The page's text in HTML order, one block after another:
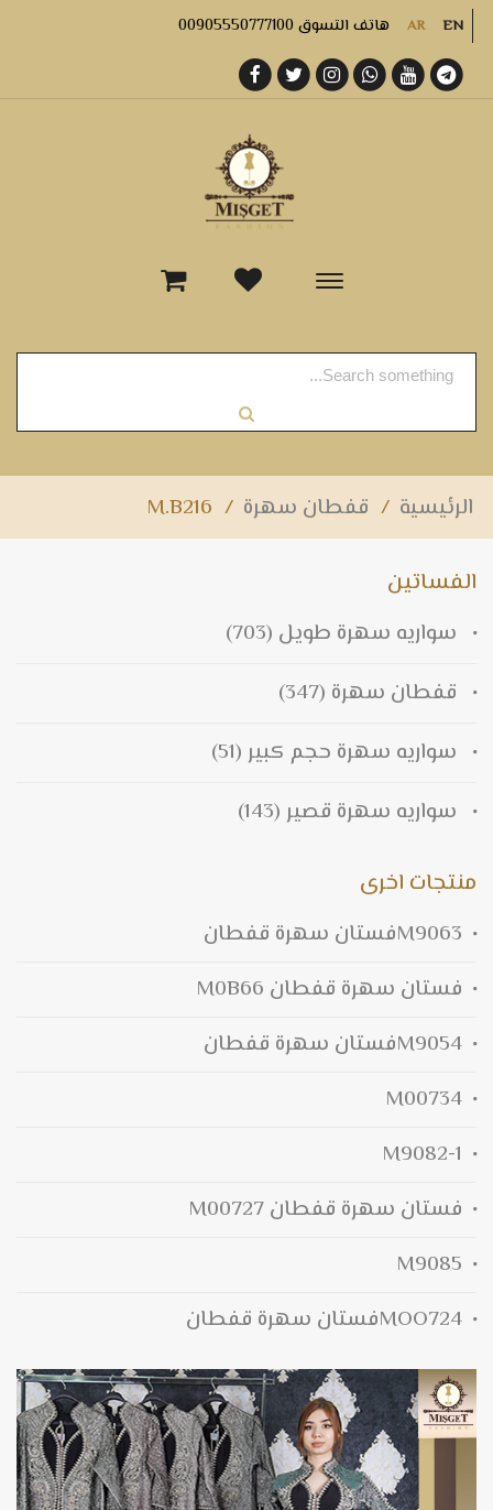
AR EN هاتف التسوق 00905550777100
-
الرئيسية / قفطان سهرة /
M.B216
الفساتين
سواريه سهرة طويل (703)
قفطان سهرة (347)
سواريه سهرة حجم كبير (51)
سواريه سهرة قصير (143)
منتجات اخرى
M9063فستان سهرة قفطان
فستان سهرة قفطان M0B66
M9054فستان سهرة قفطان
M00734
M9082-1
فستان سهرة قفطان M00727
M9085
MOO724فستان سهرة قفطان